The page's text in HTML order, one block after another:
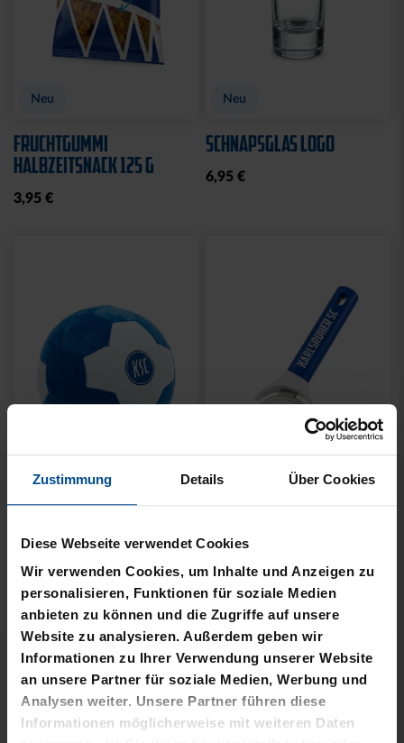
Zustimmung Details Über Cookies
Diese Webseite verwendet Cookies
Wir verwenden Cookies, um Inhalte und Anzeigen zu
personalisieren, Funktionen für soziale Medien
anbieten zu können und die Zugriffe auf unsere
Website zu analysieren. Außerdem geben wir
Informationen zu Ihrer Verwendung unserer Website
an unsere Partner für soziale Medien, Werbung und
Analysen weiter. Unsere Partner führen diese
Informationen möglicherweise mit weiteren Daten
Neu
FRUCHTGUMMI
HALBZEITSNACK 125 G
3,95 €
Neu
SCHNAPSGLAS LOGO
6,95 €
PLÜSCHBALL LOGO
GROSS
14,95 €
PIZZASCHNEIDER KSC
12,95 €